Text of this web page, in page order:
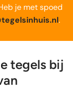
je met spoed
.
tegels bij